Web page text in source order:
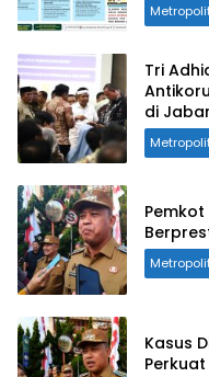
Tri
di Jabar
Pemkot
Kasus